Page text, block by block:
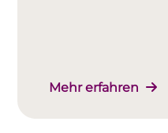
Mehr erfahren